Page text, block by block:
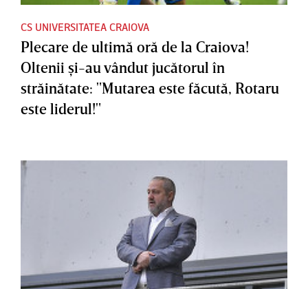
CS UNIVERSITATEA CRAIOVA
Plecare de ultimă oră de la Craiova!
Oltenii şi-au vândut jucătorul în
străinătate: "Mutarea este făcută, Rotaru
este liderul!"